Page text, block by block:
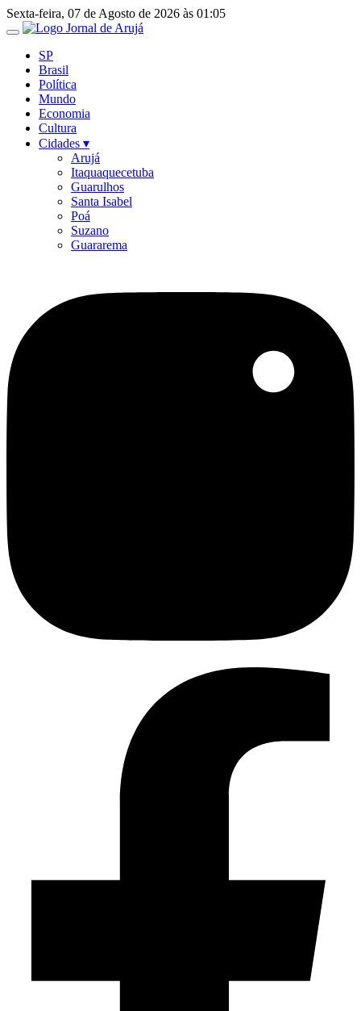
Ir
para
conteúdo
Sexta-feira, 07 de Agosto de 2026 às 01:05
SP
Brasil
Política
Mundo
Economia
Cultura
Cidades ▾
Arujá
Itaquaquecetuba
Guarulhos
Santa Isabel
Poá
Suzano
Guararema